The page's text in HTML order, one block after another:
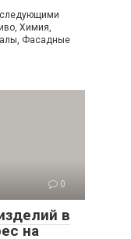
Химия,
Фасадные
0
в
на